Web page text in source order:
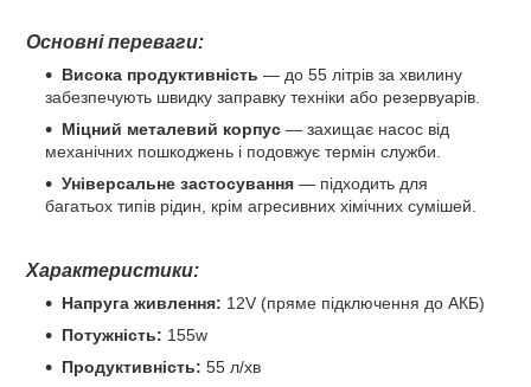
Основні переваги:
Висока продуктивність — до 55 літрів за хвилину
забезпечують швидку заправку техніки або резервуарів.
Міцний металевий корпус — захищає насос від
механічних пошкоджень і подовжує термін служби.
Універсальне застосування — підходить для
багатьох типів рідин, крім агресивних хімічних сумішей.
Характеристики:
Напруга живлення: 12V (пряме підключення до АКБ)
Потужність: 155w
Продуктивність: 55 л/хв